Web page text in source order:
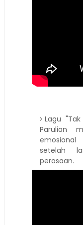
Lagu
Parulian
setelah
perasaan.